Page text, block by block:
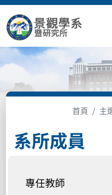
首頁 主
系所成員
專任教師